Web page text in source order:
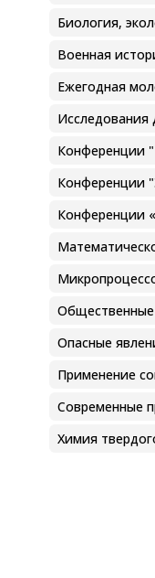
Биология,
Военная
Ежегодная
Исследования
Конференции
Конференции
Конференции
Общественные
Опасные
Применение
Современные
Химия